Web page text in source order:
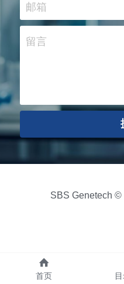
邮箱
留言
SBS Genetech
首页